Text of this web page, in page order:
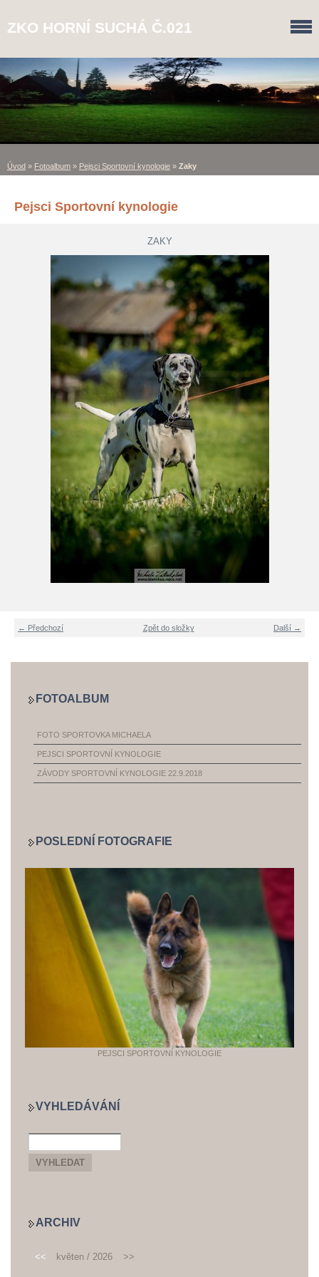
ZKO HORNÍ SUCHÁ Č.021
Úvod » Fotoalbum » Pejsci Sportovní kynologie » Zaky
Pejsci Sportovní kynologie
ZAKY
← Předchozí Další →
Zpět do složky
FOTOALBUM
FOTO SPORTOVKA MICHAELA
PEJSCI SPORTOVNÍ KYNOLOGIE
ZÁVODY SPORTOVNÍ KYNOLOGIE 22.9.2018
POSLEDNÍ FOTOGRAFIE
PEJSCI SPORTOVNÍ KYNOLOGIE
VYHLEDÁVÁNÍ
ARCHIV
<< květen / 2026 >>